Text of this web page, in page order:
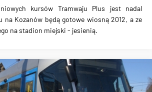
kursów Tramwaju Plus jest nadal
na Kozanów będą gotowe wiosną 2012, a ze
na stadion miejski - jesienią.